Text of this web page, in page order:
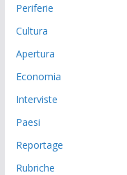
Periferie
Cultura
Apertura
Economia
Interviste
Paesi
Reportage
Rubriche